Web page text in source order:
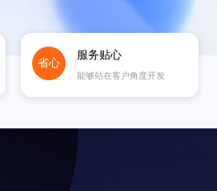
省心
服务贴心
能够站在客户角度开发